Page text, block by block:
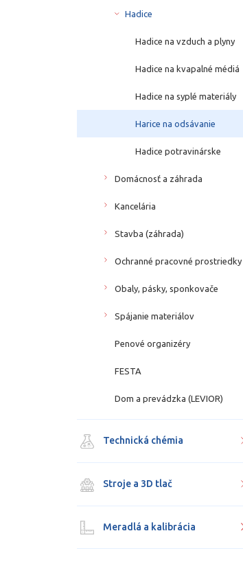
Hadice
Hadice na vzduch a plyny
Hadice na kvapalné médiá
Hadice na syplé materiály
Harice na odsávanie
Hadice potravinárske
Domácnosť a záhrada
Kancelária
Stavba (záhrada)
Ochranné pracovné prostriedky
Obaly, pásky, sponkovače
Spájanie materiálov
Penové organizéry
FESTA
Dom a prevádzka (LEVIOR)
Technická chémia
Stroje a 3D tlač
Meradlá a kalibrácia